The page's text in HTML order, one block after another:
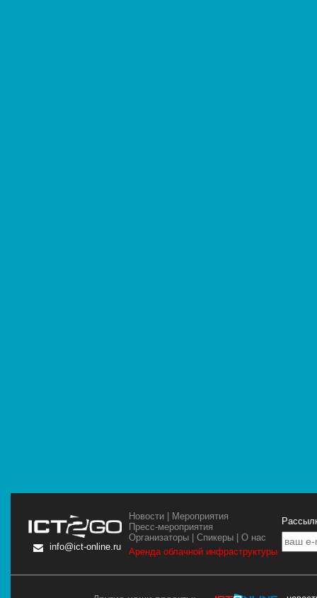
info@ict-online.ru
Новости | Мероприятия
Пресс-мероприятия
Организаторы |Спикеры |О нас
Аренда облачной инфраструктуры